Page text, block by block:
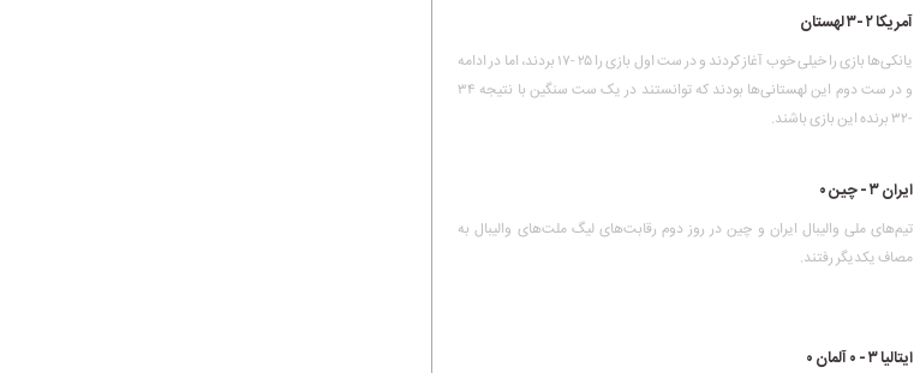
آمریکا ۲ -۳ لهستان
یانکی‌ها بازی را خیلی خوب آغاز کردند و در ست اول بازی را ۲۵ -۱۷ بردند، اما در ادامه
و در ست دوم این لهستانی‌ها بودند که توانستند در یک ست سنگین با نتیجه ۳۴
-۳۲ برنده این بازی باشند.
ایران ۳ - چین ۰
تیم‌های ملی والیبال ایران و چین در روز دوم رقابت‌های لیگ ملت‌های والیبال به
مصاف یکدیگر رفتند.
ایتالیا ۳ - ۰ آلمان ۰